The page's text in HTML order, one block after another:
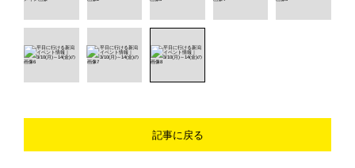
記事に戻る